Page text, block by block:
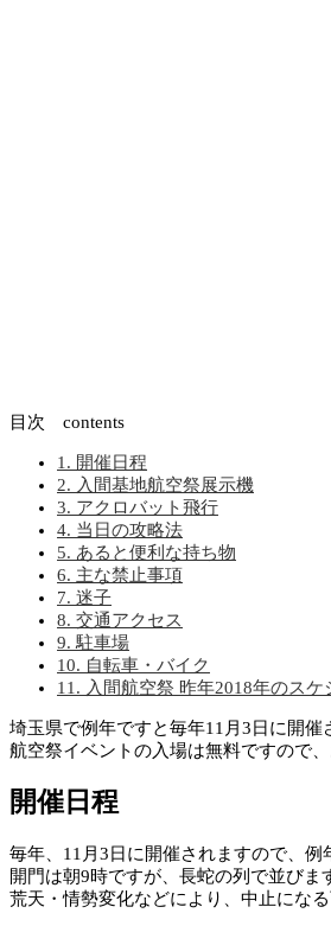
目次 contents
1. 開催日程
2. 入間基地航空祭展示機
3. アクロバット飛行
4. 当日の攻略法
5. あると便利な持ち物
6. 主な禁止事項
7. 迷子
8. 交通アクセス
9. 駐車場
10. 自転車・バイク
11. 入間航空祭 昨年2018年のス
埼玉県で例年ですと毎年11月3日に開
航空祭イベントの入場は無料ですので
開催日程
毎年、11月3日に開催されますので、例
開門は朝9時ですが、長蛇の列で並びま
荒天・情勢変化などにより、中止にな